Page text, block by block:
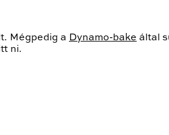
Mégpedig a Dynamo-bake által
ni.